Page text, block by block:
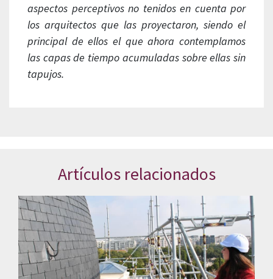
aspectos perceptivos no tenidos en cuenta por
los arquitectos que las proyectaron, siendo el
principal de ellos el que ahora contemplamos
las capas de tiempo acumuladas sobre ellas sin
tapujos.
Artículos relacionados